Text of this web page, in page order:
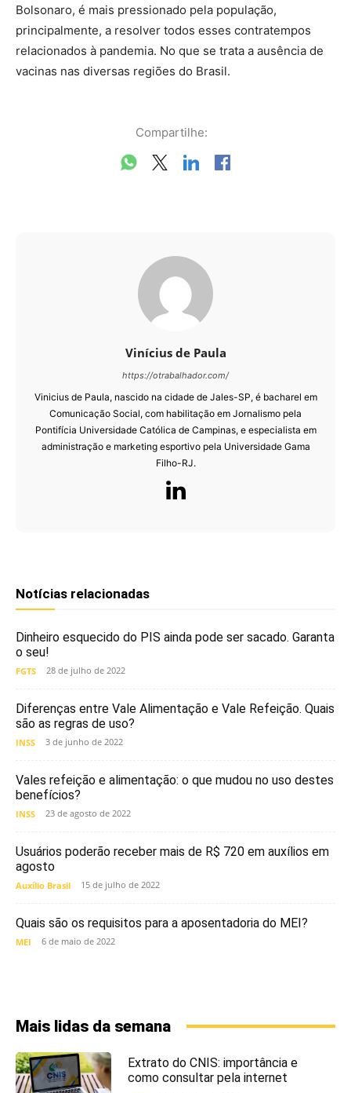
Bolsonaro, é mais pressionado pela população,
principalmente, a resolver todos esses contratempos
relacionados à pandemia. No que se trata a ausência de
vacinas nas diversas regiões do Brasil.
Compartilhe:
Vinícius de Paula
https://otrabalhador.com/
Vinicius de Paula, nascido na cidade de Jales-SP, é bacharel em
Comunicação Social, com habilitação em Jornalismo pela
Pontifícia Universidade Católica de Campinas, e especialista em
administração e marketing esportivo pela Universidade Gama
Filho-RJ.
Notícias relacionadas
Dinheiro esquecido do PIS ainda pode ser sacado. Garanta
o seu!
FGTS 28 de julho de 2022
Diferenças entre Vale Alimentação e Vale Refeição. Quais
são as regras de uso?
INSS 3 de junho de 2022
Vales refeição e alimentação: o que mudou no uso destes
benefícios?
INSS 23 de agosto de 2022
Usuários poderão receber mais de R$ 720 em auxílios em
agosto
Auxílio Brasil 15 de julho de 2022
Quais são os requisitos para a aposentadoria do MEI?
MEI 6 de maio de 2022
Mais lidas da semana
Extrato do CNIS: importância e
como consultar pela internet